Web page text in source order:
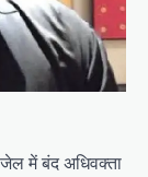
में बंद अधिवक्ता